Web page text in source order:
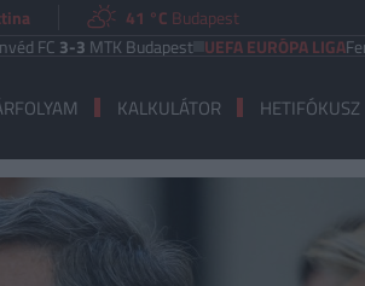
41 °C Budapest
3MTK Budapest UEFA EURÓPA LIGA
KALKULÁTOR HETIFÓKUSZ